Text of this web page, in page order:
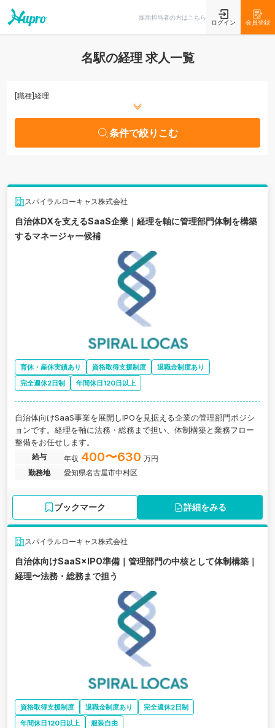
採用担当者の方はこちら
ログイン 会員登録
名駅の経理 求人一覧
[職種]経理
条件で絞りこむ
スパイラルローキャス株式会社
自治体DXを支えるSaaS企業｜経理を軸に管理部門体制を構築
するマネージャー候補
育休・産休実績あり 資格取得支援制度
退職金制度あり
完全週休2日制
年間休日120日以上
自治体向けSaaS事業を展開しIPOを見据える企業の管理部門ポジシ
ョンです。経理を軸に法務・総務まで担い、体制構築と業務フロー
整備をお任せします。
給与 年収 400〜630 万円
勤務地
愛知県名古屋市中村区
ブックマーク 詳細をみる
スパイラルローキャス株式会社
自治体向けSaaS×IPO準備｜管理部門の中核として体制構築｜
経理〜法務・総務まで担う
資格取得支援制度 退職金制度あり
完全週休2日制
年間休日120日以上
服装自由